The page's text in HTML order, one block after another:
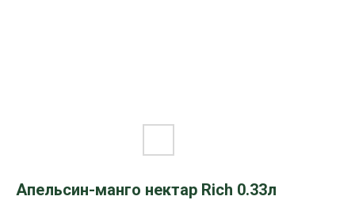
Апельсин-манго нектар Rich 0.33л